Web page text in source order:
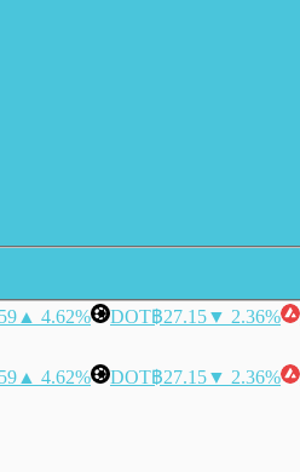
▲ 4.62% DOT฿27.15▼ 2.36%
▲ 4.62% DOT฿27.15▼ 2.36%